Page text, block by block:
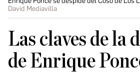
David Mediavilla
Las claves de la
de Enrique